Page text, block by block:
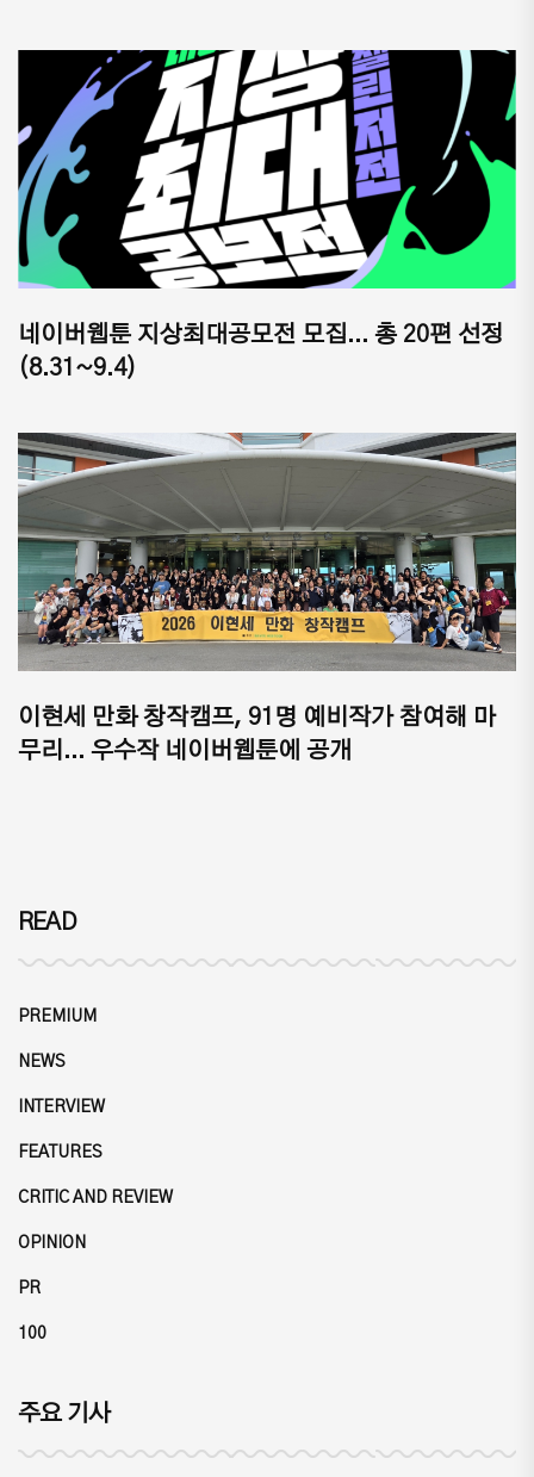
네이버웹툰 지상최대공모전 모집... 총 20편 선정
(8.31~9.4)
이현세 만화 창작캠프, 91명 예비작가 참여해 마
무리... 우수작 네이버웹툰에 공개
READ
PREMIUM
NEWS
INTERVIEW
FEATURES
CRITIC AND REVIEW
OPINION
PR
100
주요 기사